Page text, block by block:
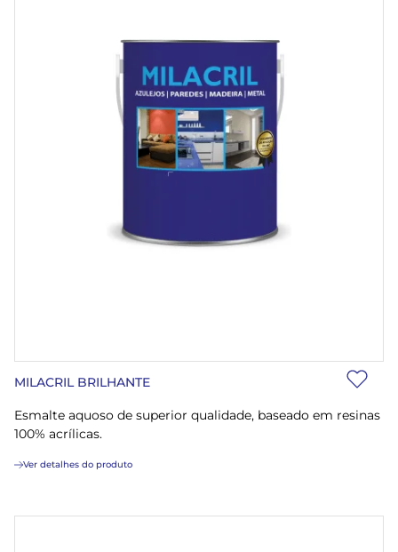
MILACRIL BRILHANTE
Esmalte aquoso de superior qualidade, baseado em resinas
100% acrílicas.
Ver detalhes do produto